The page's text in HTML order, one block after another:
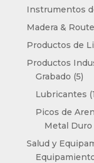
Instrumentos
Madera &
Productos de
Productos
Grabado 55
Lubricantes
Picos de
Metal Duro
Salud y